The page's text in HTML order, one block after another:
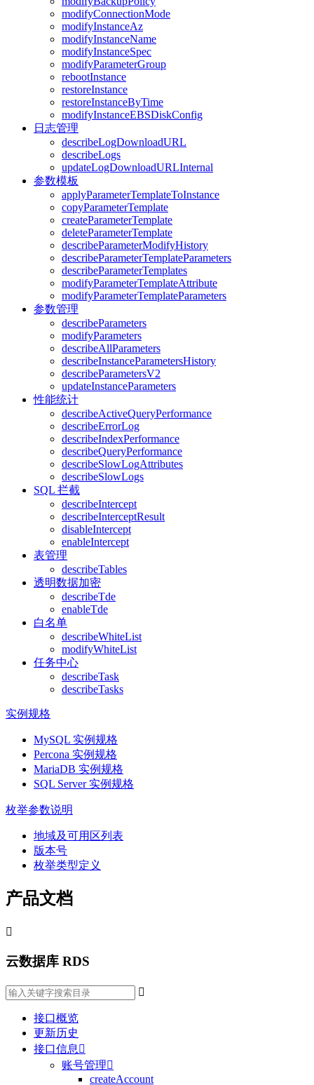
modifyConnectionMode
modifyInstanceAz
modifyInstanceName
modifyInstanceSpec
modifyParameterGroup
rebootInstance
restoreInstance
restoreInstanceByTime
modifyInstanceEBSDiskConfig
日志管理
describeLogDownloadURL
describeLogs
updateLogDownloadURLInternal
参数模板
applyParameterTemplateToInstance
copyParameterTemplate
createParameterTemplate
deleteParameterTemplate
describeParameterModifyHistory
describeParameterTemplateParameters
describeParameterTemplates
modifyParameterTemplateAttribute
modifyParameterTemplateParameters
参数管理
describeParameters
modifyParameters
describeAllParameters
describeInstanceParametersHistory
describeParametersV2
updateInstanceParameters
性能统计
describeActiveQueryPerformance
describeErrorLog
describeIndexPerformance
describeQueryPerformance
describeSlowLogAttributes
describeSlowLogs
SQL 拦截
describeIntercept
describeInterceptResult
disableIntercept
enableIntercept
表管理
describeTables
透明数据加密
describeTde
enableTde
白名单
describeWhiteList
modifyWhiteList
任务中心
describeTask
describeTasks
实例规格
MySQL 实例规格
Percona 实例规格
MariaDB 实例规格
SQL Server 实例规格
枚举参数说明
地域及可用区列表
版本号
枚举类型定义
产品文档

云数据库 RDS

接口概览
更新历史
接口信息 
账号管理
createAccount